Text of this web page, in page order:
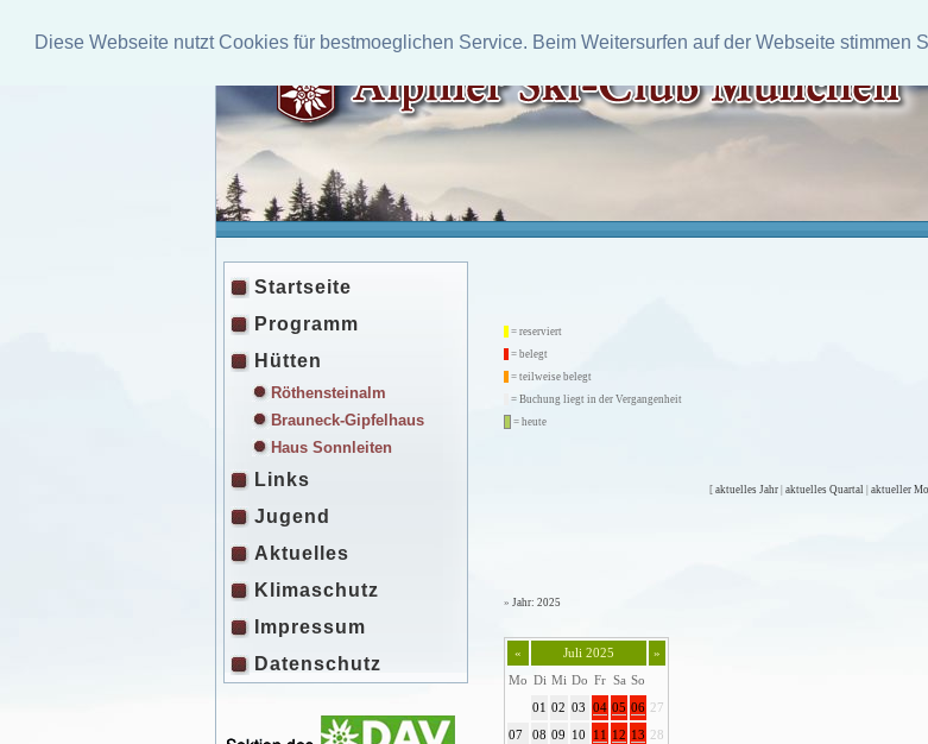
Diese Webseite nutzt Cookies für bestmoeglichen Service. Beim Weitersurfen auf der Webseite stimmen
Startseite
Programm
Hütten
Röthensteinalm
Brauneck-Gipfelhaus
Haus Sonnleiten
Links
Jugend
Aktuelles
Klimaschutz
Impressum
Datenschutz
= reserviert
= belegt
= teilweise belegt
= Buchung liegt in der Vergangenheit
= heute
[ aktuelles Jahr aktuelles Quartal aktueller
» Jahr: 2025
« Juli 2025
»
Mo Di Mi Do Fr Sa So
01 02 03 04 05 06 27
07
08 09 10 11 12 13 28